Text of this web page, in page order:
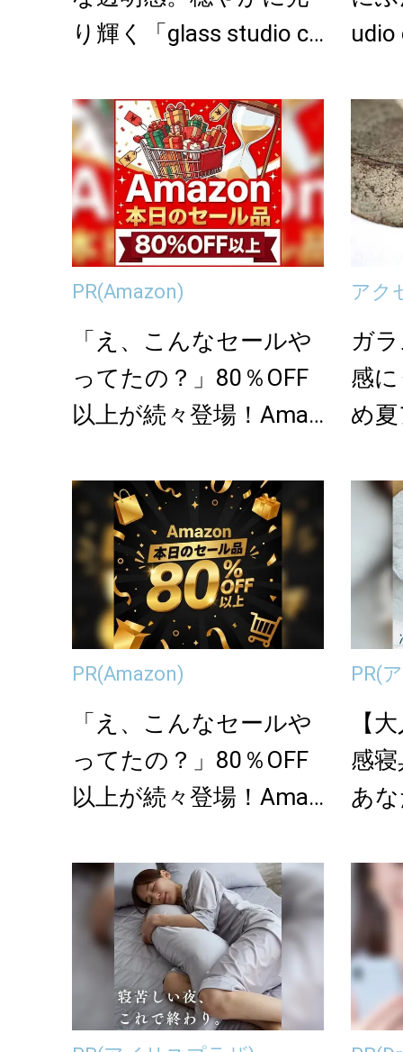
り輝く「glass studio ch
udio
PR(Amazon)
「え、こんなセールや
ってたの？」80％OFF
以上が続々登場！Amaz
アク
ガ
感
め
PR(Amazon)
「え、こんなセールや
ってたの？」80％OFF
以上が続々登場！Amaz
PR(
【
感
あ